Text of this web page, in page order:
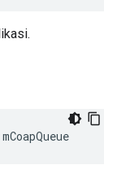
mCoapQueue